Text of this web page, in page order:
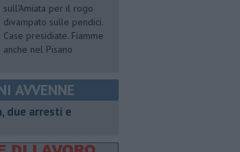
sull'Amiata per il rogo
divampato sulle pendici.
Case presidiate. Fiamme
anche nel Pisano
AVVENNE
due arresti e